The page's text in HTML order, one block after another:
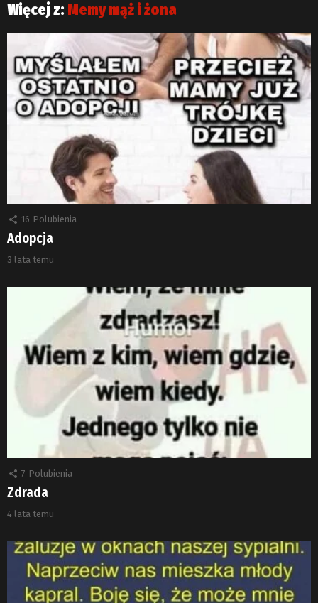
Więcej z: Memy mąż i żona
16 Polubienia
Adopcja
3 lata temu
7 Polubienia
Zdrada
4 lata temu